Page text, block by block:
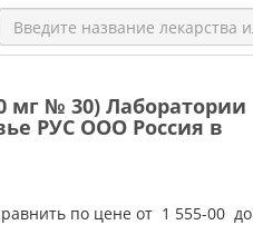
мг № 30) Лаборатории
РУС ООО Россия в
по цене от 1 555-00 до